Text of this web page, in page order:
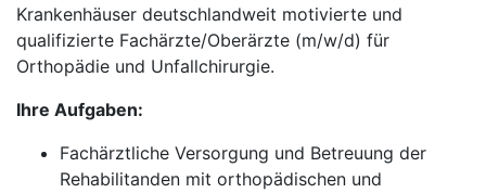
Krankenhäuser deutschlandweit motivierte und
qualifizierte Fachärzte/Oberärzte (m/w/d) für
Orthopädie und Unfallchirurgie.
Ihre Aufgaben:
Fachärztliche Versorgung und Betreuung der
Rehabilitanden mit orthopädischen und